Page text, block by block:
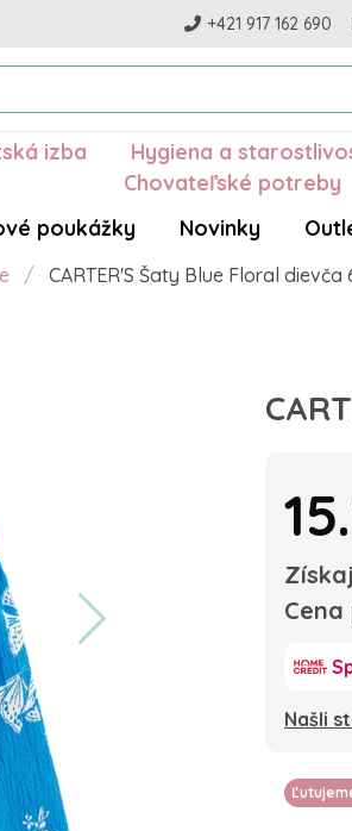
+421 917 162 690
izba Hygiena a
Chovateľské potreby
poukážky Novinky
CARTER'S Šaty Blue Floral dievča
Našli